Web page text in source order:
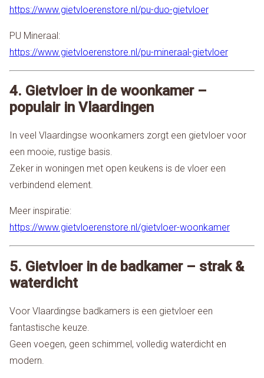
https://www.gietvloerenstore.nl/pu-duo-gietvloer
PU Mineraal:
https://www.gietvloerenstore.nl/pu-mineraal-gietvloer
4. Gietvloer in de woonkamer –
populair in Vlaardingen
In veel Vlaardingse woonkamers zorgt een gietvloer voor
een mooie, rustige basis.
Zeker in woningen met open keukens is de vloer een
verbindend element.
Meer inspiratie:
https://www.gietvloerenstore.nl/gietvloer-woonkamer
5. Gietvloer in de badkamer – strak &
waterdicht
Voor Vlaardingse badkamers is een gietvloer een
fantastische keuze.
Geen voegen, geen schimmel, volledig waterdicht en
modern.